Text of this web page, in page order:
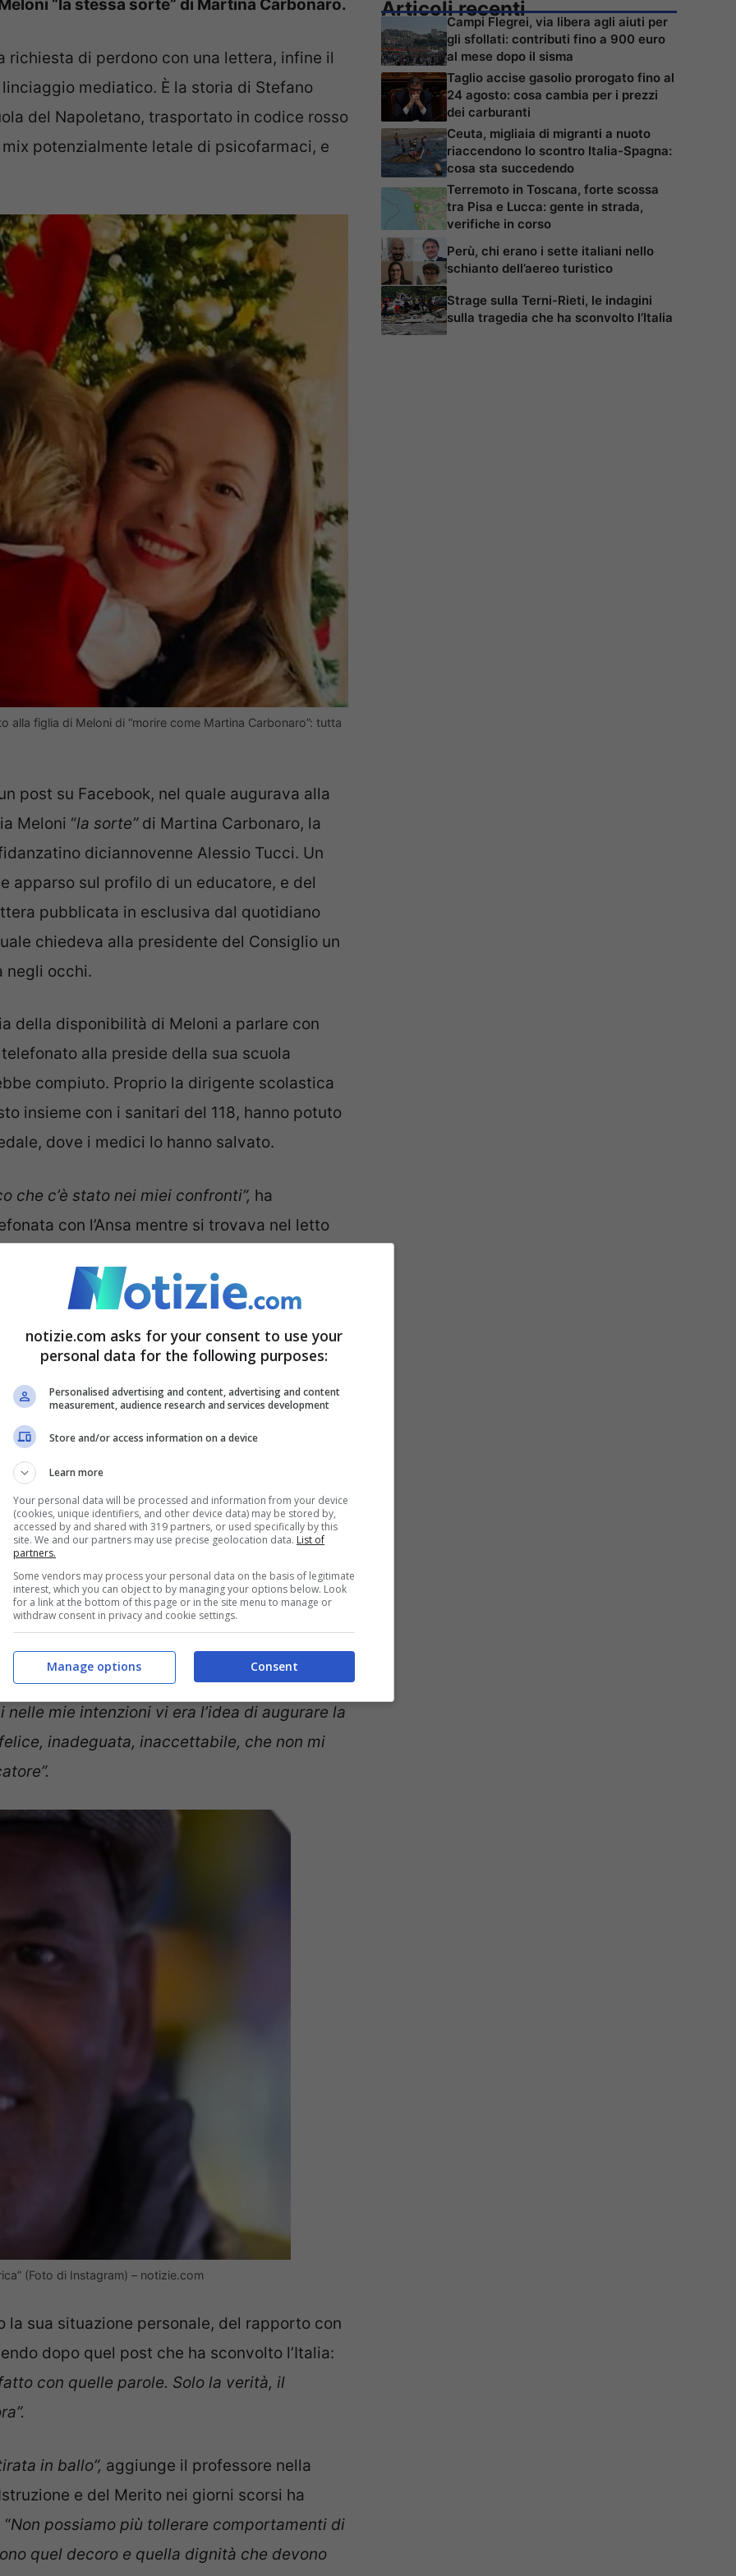
“la stessa sorte” di Martina Carbonaro.
di perdono con una lettera, infine il
mediatico. È la storia di Stefano
del Napoletano, trasportato in codice rosso
potenzialmente letale di psicofarmaci, e
figlia di Meloni di “morire come Martina Carbonaro”: tutta
post su Facebook, nel quale augurava alla
Meloni “la sorte” di Martina Carbonaro, la
diciannovenne Alessio Tucci. Un
apparso sul profilo di un educatore, e del
pubblicata in esclusiva dal quotidiano
chiedeva alla presidente del Consiglio un
negli occhi.
della disponibilità di Meloni a parlare con
alla preside della sua scuola
compiuto. Proprio la dirigente scolastica
insieme con i sanitari del 118, hanno potuto
dove i medici lo hanno salvato.
che c’è stato nei miei confronti”, ha
con l’Ansa mentre si trovava nel letto
il suicidio con un mix di psicofarmaci. Ho
crocifisso in quel modo, mi hanno linciato.
“Ho rifiutato la lavanda
in provincia di Nola, ha spiegato ai
e parlato di una situazione “
lavanda gastrica, ora la polizia vuole
integralmente sull’edizione del 3
di poterla incontrare”per chiederle
che la presidente del Consiglio ha
le parole scritte. Mi assumo ogni
mie intenzioni vi era l’idea di augurare la
inadeguata, inaccettabile, che non mi
(Foto di Instagram) – notizie.com
sua situazione personale, del rapporto con
dopo quel post che ha sconvolto l’Italia:
con quelle parole. Solo la verità, il
in ballo”, aggiunge il professore nella
e del Merito nei giorni scorsi ha
Non possiamo più tollerare comportamenti di
quel decoro e quella dignità che devono
Articoli recenti
Campi Flegrei, via libera agli aiuti per
gli sfollati: contributi fino a 900 euro
al mese dopo il sisma
Taglio accise gasolio prorogato fino al
24 agosto: cosa cambia per i prezzi
dei carburanti
Ceuta, migliaia di migranti a nuoto
riaccendono lo scontro Italia-Spagna:
cosa sta succedendo
Terremoto in Toscana, forte scossa
tra Pisa e Lucca: gente in strada,
verifiche in corso
Perù, chi erano i sette italiani nello
schianto dell’aereo turistico
Strage sulla Terni-Rieti, le indagini
sulla tragedia che ha sconvolto l’Italia
notizie.com asks for your consent to use your
personal data for the following purposes:
Personalised advertising and content, advertising and content
measurement, audience research and services development
Store and/or access information on a device
Learn more
Your personal data will be processed and information from your device
(cookies, unique identifiers, and other device data) may be stored by,
accessed by and shared with 319 partners, or used specifically by this
site. We and our partners may use precise geolocation data. List of
partners.
Some vendors may process your personal data on the basis of legitimate
interest, which you can object to by managing your options below. Look
for a link at the bottom of this page or in the site menu to manage or
withdraw consent in privacy and cookie settings.
Consent
Manage options